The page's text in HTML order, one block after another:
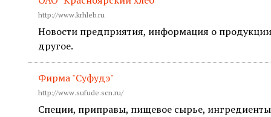
http://www.krhleb.ru
Новости предприятия, информация о
другое.
Фирма "Суфудэ"
http://www.sufude.scn.ru/
Специи, приправы, пищевое сырье,